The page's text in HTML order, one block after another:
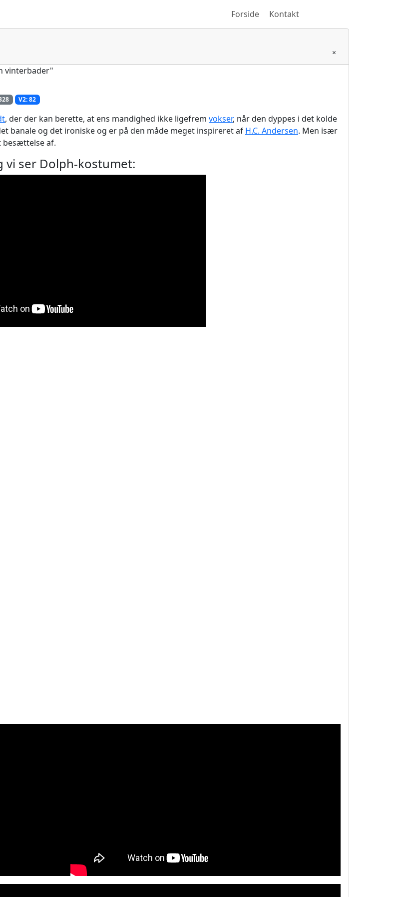
Forside Kontakt
×
V2: 82
, der der kan berette, at ens mandighed ikke ligefrem vokser, når den dyppes i det kolde
banale og det ironiske og er på den måde meget inspireret af H.C. Andersen. Men især
besættelse af.
vi ser Dolph-kostumet: